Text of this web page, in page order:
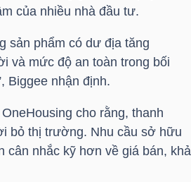
của nhiều nhà đầu tư.
sản phẩm có dư địa tăng
và mức độ an toàn trong bối
Biggee nhận định.
cho rằng, thanh
bỏ thị trường. Nhu cầu sở hữu
cân nhắc kỹ hơn về giá bán, khả